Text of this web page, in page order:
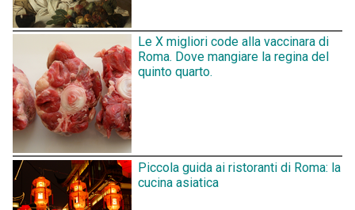
Le X migliori code alla vaccinara di
Roma. Dove mangiare la regina del
quinto quarto.
Piccola guida ai ristoranti di Roma: la
cucina asiatica